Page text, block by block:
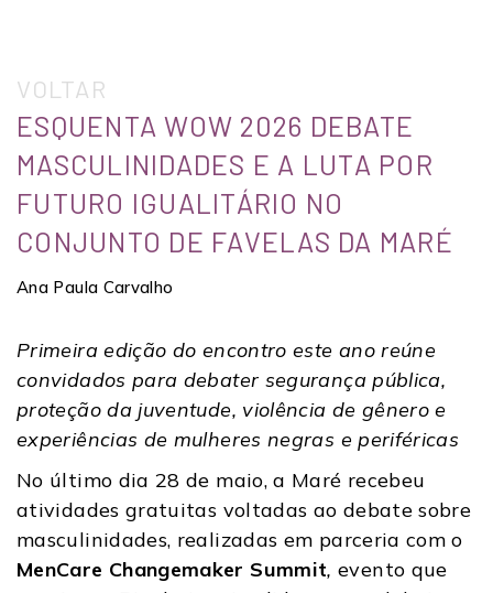
VOLTAR
ESQUENTA WOW 2026 DEBATE
MASCULINIDADES E A LUTA POR
FUTURO IGUALITÁRIO NO
CONJUNTO DE FAVELAS DA MARÉ
Ana Paula Carvalho
Primeira edição do encontro este ano reúne
convidados para debater segurança pública,
proteção da juventude, violência de gênero e
experiências de mulheres negras e periféricas
No último dia 28 de maio, a Maré recebeu
atividades gratuitas voltadas ao debate sobre
masculinidades, realizadas em parceria com o
MenCare Changemaker Summit, evento que